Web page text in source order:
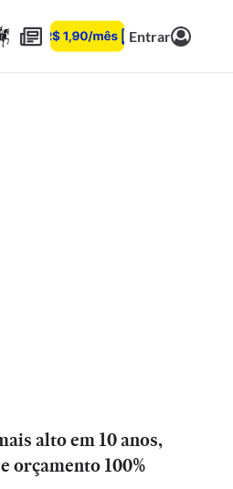
Entrar
alto em 10 anos,
orçamento 100%